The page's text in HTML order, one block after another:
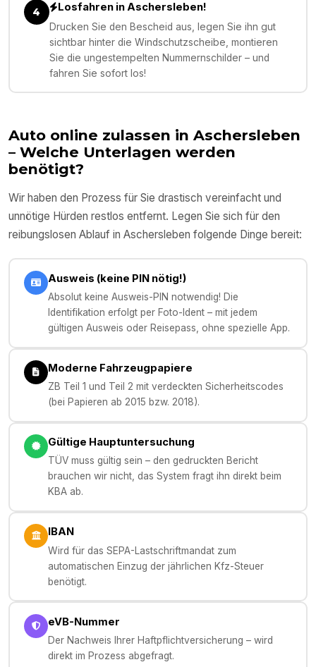
4 Losfahren in Aschersleben!
Drucken Sie den Bescheid aus, legen Sie ihn gut
sichtbar hinter die Windschutzscheibe, montieren
Sie die ungestempelten Nummernschilder – und
fahren Sie sofort los!
Auto online zulassen in Aschersleben
– Welche Unterlagen werden
benötigt?
Wir haben den Prozess für Sie drastisch vereinfacht und
unnötige Hürden restlos entfernt. Legen Sie sich für den
reibungslosen Ablauf in Aschersleben folgende Dinge bereit:
Ausweis (keine PIN nötig!)
Absolut keine Ausweis-PIN notwendig! Die
Identifikation erfolgt per Foto-Ident – mit jedem
gültigen Ausweis oder Reisepass, ohne spezielle App.
Moderne Fahrzeugpapiere
ZB Teil 1 und Teil 2 mit verdeckten Sicherheitscodes
(bei Papieren ab 2015 bzw. 2018).
Gültige Hauptuntersuchung
TÜV muss gültig sein – den gedruckten Bericht
brauchen wir nicht, das System fragt ihn direkt beim
KBA ab.
IBAN
Wird für das SEPA-Lastschriftmandat zum
automatischen Einzug der jährlichen Kfz-Steuer
benötigt.
eVB-Nummer
Der Nachweis Ihrer Haftpflichtversicherung – wird
direkt im Prozess abgefragt.